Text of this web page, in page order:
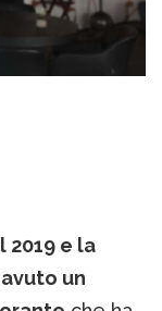
e la
un